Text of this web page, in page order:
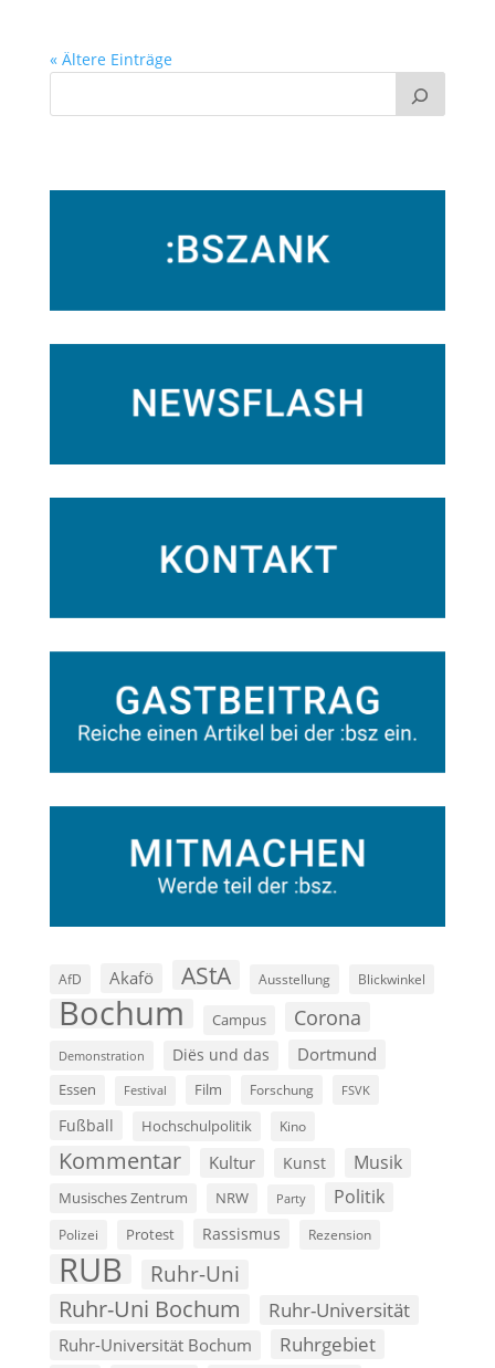
« Ältere Einträge
AfD Akafö AStA Ausstellung Blickwinkel
Bochum Campus Corona
Demonstration Diës und das Dortmund
Essen Festival Film Forschung FSVK
Fußball Hochschulpolitik Kino
Kommentar Kultur Kunst Musik
Musisches Zentrum NRW Party Politik
Polizei Protest Rassismus Rezension
RUB Ruhr-Uni
Ruhr-Uni Bochum Ruhr-Universität
Ruhr-Universität Bochum Ruhrgebiet